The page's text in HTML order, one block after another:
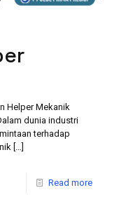
Helper Mekanik
dunia industri
terhadap
[…]
Read more